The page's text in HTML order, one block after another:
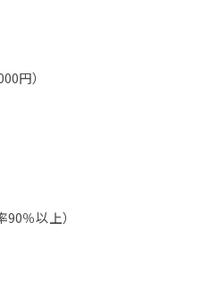
円）
％以上）